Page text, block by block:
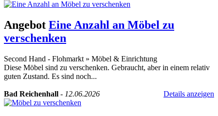
Angebot Eine Anzahl an Möbel zu
verschenken
Second Hand - Flohmarkt » Möbel & Einrichtung
Diese Möbel sind zu verschenken. Gebraucht, aber in einem relativ
guten Zustand. Es sind noch...
Bad Reichenhall - 12.06.2026 Details anzeigen